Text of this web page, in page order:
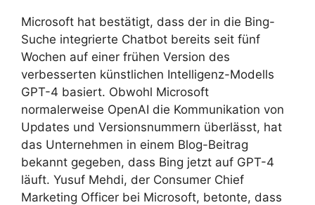
Microsoft hat bestätigt, dass der in die Bing-
Suche integrierte Chatbot bereits seit fünf
Wochen auf einer frühen Version des
verbesserten künstlichen Intelligenz-Modells
GPT-4 basiert. Obwohl Microsoft
normalerweise OpenAI die Kommunikation von
Updates und Versionsnummern überlässt, hat
das Unternehmen in einem Blog-Beitrag
bekannt gegeben, dass Bing jetzt auf GPT-4
läuft. Yusuf Mehdi, der Consumer Chief
Marketing Officer bei Microsoft, betonte, dass